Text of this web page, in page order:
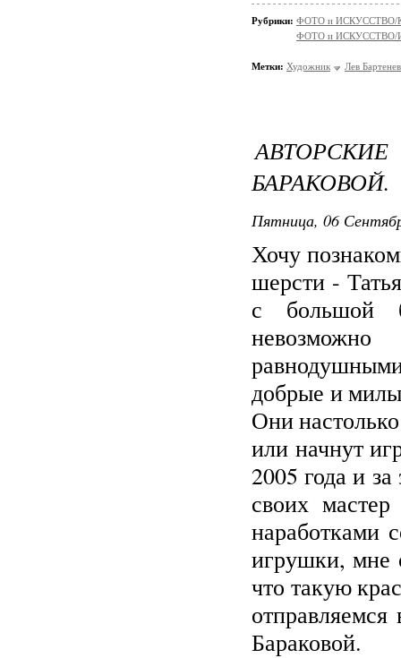
Рубрики: ФОТО и ИСКУССТВО/
ФОТО и ИСКУССТВО/
Метки: Художник Лев Бартенев
БАРАКОВОЙ.
Пятница, 06
Хочу
шерсти -
с большой
добрые и
Они
или начнут
2005 года и
своих
наработками
игрушки, мне
что такую
Бараковой.